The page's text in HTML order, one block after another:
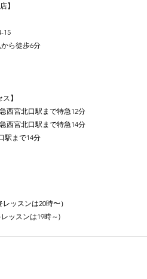
】
15
ら徒歩6分
】
西宮北口駅まで特急12分
西宮北口駅まで特急14分
駅まで14分
ッスンは20時〜）
ッスンは19時～)